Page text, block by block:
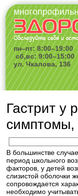
пн–пт: 8:00–19:00
сб,вс: 9:00–15:00
ул. Чкалова, 136
Гастрит у
симптомы,
В большинстве
период школьного
факторов, у детей
слизистой оболочки
сопровождается
необходимо